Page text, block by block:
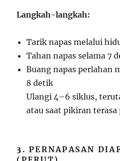
Langkah-langkah:
Tarik napas melalui
Tahan napas selama 7
Buang napas perlahan
8 detik
Ulangi 4–6 siklus,
atau saat pikiran terasa
3.PERNAPASAN